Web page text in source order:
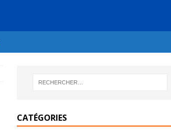
CATÉGORIES